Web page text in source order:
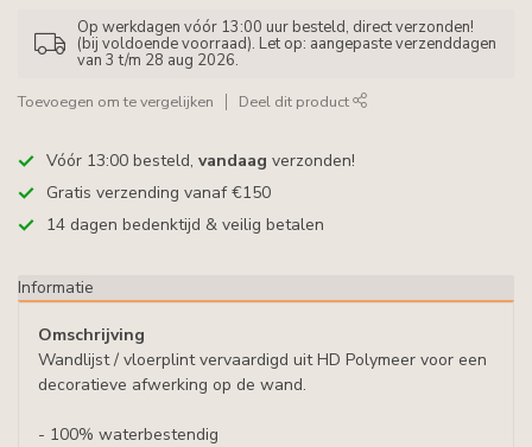
Op werkdagen vóór 13:00 uur besteld, direct verzonden!
(bij voldoende voorraad). Let op: aangepaste verzenddagen
van 3 t/m 28 aug 2026.
Toevoegen om te vergelijken Deel dit product
Vóór 13:00 besteld, vandaag verzonden!
Gratis verzending vanaf €150
14 dagen bedenktijd & veilig betalen
Informatie
Omschrijving
Wandlijst / vloerplint vervaardigd uit HD Polymeer voor een
decoratieve afwerking op de wand.
- 100% waterbestendig